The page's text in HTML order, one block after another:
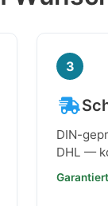
3
DIN-
DHL —